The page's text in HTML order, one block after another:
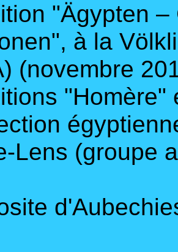
"Ägypten
à la
(novembre
"Homère"
Lens (groupe